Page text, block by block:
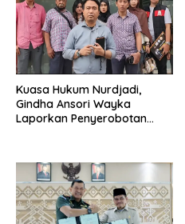
Kuasa Hukum Nurdjadi,
Gindha Ansori Wayka
Laporkan Penyerobotan